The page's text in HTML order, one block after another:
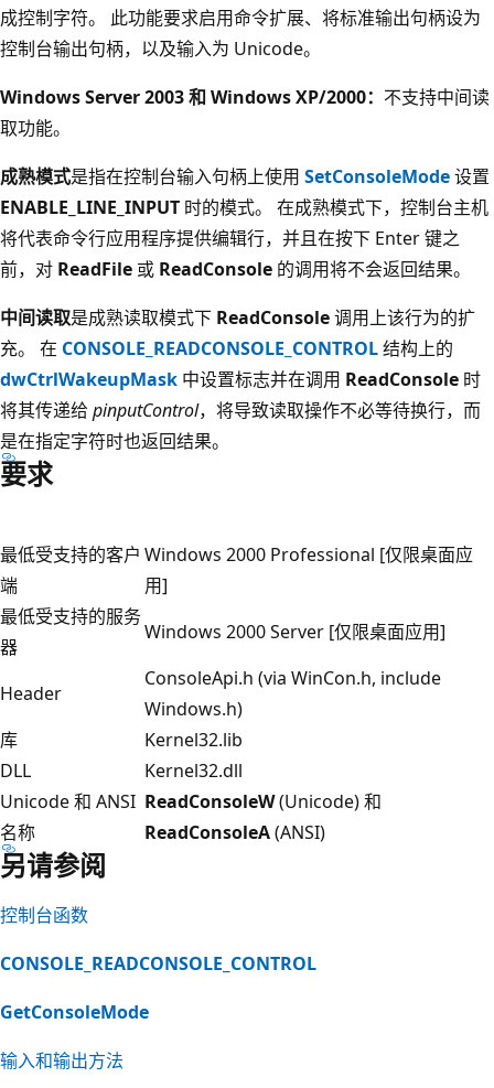
成控制字符。 此功能要求启用命令扩展、将标准输出句柄设为
控制台输出句柄，以及输入为 Unicode。
Windows Server 2003 和 Windows XP/2000： 不支持中间读
取功能。
成熟模式是指在控制台输入句柄上使用 SetConsoleMode设置
ENABLE_LINE_INPUT 时的模式。 在成熟模式下，控制台主机
将代表命令行应用程序提供编辑行，并且在按下 Enter 键之
前，对 ReadFile 或 ReadConsole 的调用将不会返回结果。
中间读取是成熟读取模式下 ReadConsole调用上该行为的扩
充。 在 CONSOLE_READCONSOLE_CONTROL结构上的
dwCtrlWakeupMask 中设置标志并在调用 ReadConsole 时
将其传递给 pinputControl，将导致读取操作不必等待换行，而
是在指定字符时也返回结果。
要求
最低受支持的客户
端
Windows 2000 Professional [仅限桌面应
用]
最低受支持的服务
器
Windows 2000 Server [仅限桌面应用]
Header
ConsoleApi.h (via WinCon.h, include
Windows.h)
库
Kernel32.lib
DLL
Kernel32.dll
Unicode 和 ANSI
名称
ReadConsoleW(Unicode) 和
ReadConsoleA(ANSI)
另请参阅
控制台函数
CONSOLE_READCONSOLE_CONTROL
GetConsoleMode
输入和输出方法